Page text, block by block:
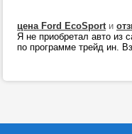
цена Ford EcoSportи
Я не приобретал авто из
по программе трейд ин.